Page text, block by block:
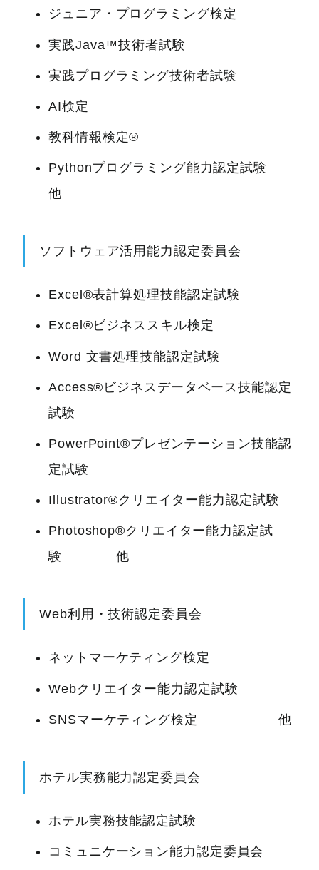
ジュニア・プログラミング検定
実践Java™技術者試験
実践プログラミング技術者試験
AI検定
教科情報検定®
Pythonプログラミング能力認定試験
他
ソフトウェア活用能力認定委員会
Excel®表計算処理技能認定試験
Excel®ビジネススキル検定
Word 文書処理技能認定試験
Access®ビジネスデータベース技能認定
試験
PowerPoint®プレゼンテーション技能認
定試験
Illustrator®クリエイター能力認定試験
Photoshop®クリエイター能力認定試
験 他
Web利用・技術認定委員会
ネットマーケティング検定
Webクリエイター能力認定試験
SNSマーケティング検定 他
ホテル実務能力認定委員会
ホテル実務技能認定試験
コミュニケーション能力認定委員会